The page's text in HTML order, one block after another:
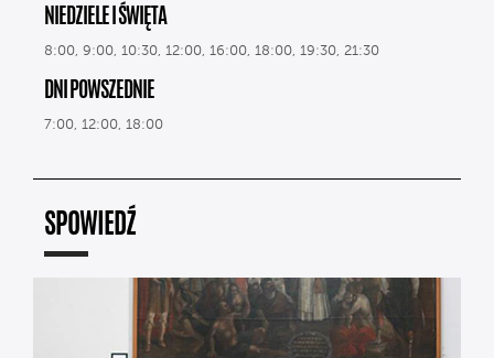
NIEDZIELE I ŚWIĘTA
8:00, 9:00, 10:30, 12:00, 16:00, 18:00, 19:30, 21:30
DNI POWSZEDNIE
7:00, 12:00, 18:00
SPOWIEDŹ